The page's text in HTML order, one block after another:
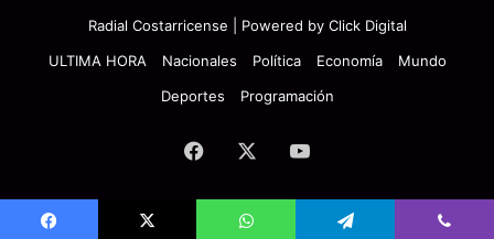
Radial Costarricense | Powered by Click Digital
ULTIMA HORA
Nacionales Política Economía
Mundo
Deportes
Programación
Facebook YouTube